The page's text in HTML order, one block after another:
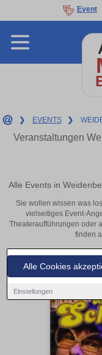
Alle Cookies
Einstellungen
Event
❯ EVENTS ❯
Veranstaltungen
Alle Events in
Sie wollen wissen was
vielseitiges Event-
Theateraufführungen oder
finden